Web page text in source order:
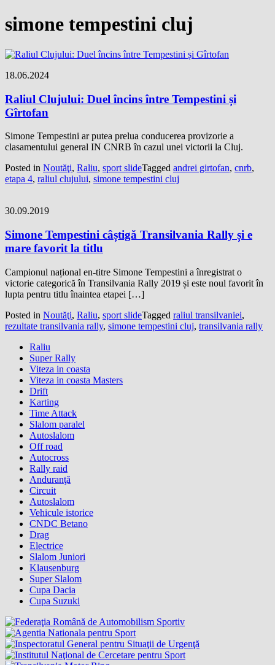
simone tempestini cluj
18.06.2024
Raliul Clujului: Duel încins între Tempestini și
Gîrtofan
Simone Tempestini ar putea prelua conducerea provizorie a
clasamentului general IN CNRB în cazul unei victorii la Cluj.
Posted in Noutăţi, Raliu, sport slideTagged andrei girtofan, cnrb,
etapa 4, raliul clujului, simone tempestini cluj
30.09.2019
Simone Tempestini câștigă Transilvania Rally și e
mare favorit la titlu
Campionul național en-titre Simone Tempestini a înregistrat o
victorie categorică în Transilvania Rally 2019 și este noul favorit în
lupta pentru titlu înaintea etapei […]
Posted in Noutăţi, Raliu, sport slideTagged raliul transilvaniei,
rezultate transilvania rally, simone tempestini cluj, transilvania rally
Raliu
Super Rally
Viteza in coasta
Viteza in coasta Masters
Drift
Karting
Time Attack
Slalom paralel
Autoslalom
Off road
Autocross
Rally raid
Anduranţă
Circuit
Autoslalom
Vehicule istorice
CNDC Betano
Drag
Electrice
Slalom Juniori
Klausenburg
Super Slalom
Cupa Dacia
Cupa Suzuki